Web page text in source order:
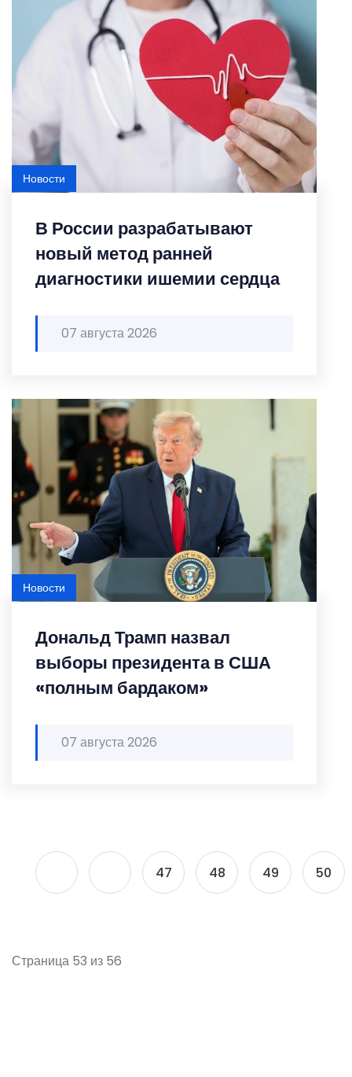
В России разрабатывают
новый метод ранней
диагностики ишемии сердца
07 августа 2026
Новости
Дональд Трамп назвал
выборы президента в США
«полным бардаком»
07 августа 2026
Новости
47 48 49 50
Страница 53 из 56